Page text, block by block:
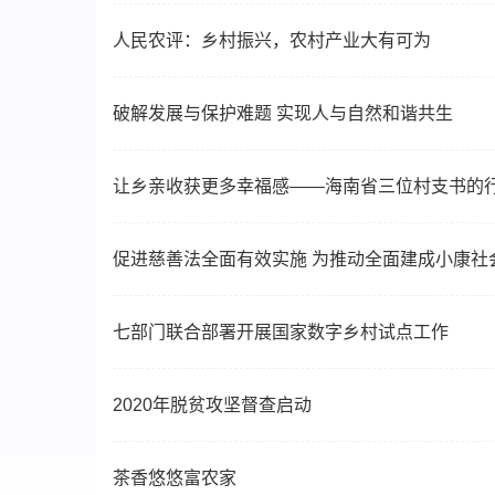
人民农评：乡村振兴，农村产业大有可为
破解发展与保护难题 实现人与自然和谐共生
让乡亲收获更多幸福感——海南省三位村支书的
促进慈善法全面有效实施 为推动全面建成小康社
七部门联合部署开展国家数字乡村试点工作
2020年脱贫攻坚督查启动
茶香悠悠富农家